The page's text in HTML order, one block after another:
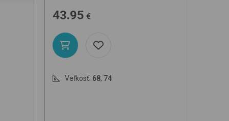
43.95 €
Veľkosť: 68, 74